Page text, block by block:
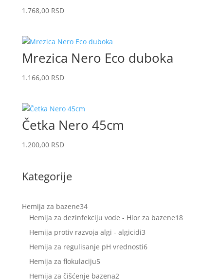
1.768,00RSD
Mrezica Nero Eco duboka
1.166,00RSD
Četka Nero 45cm
1.200,00RSD
Kategorije
Hemija za bazene3434
proizvoda
Hemija za dezinfekciju vode - Hlor za bazene1818
Hemija protiv razvoja algi - algicidi33
proizvoda
Hemija za regulisanje pH vrednosti66
Hemija za flokulaciju55
proizvoda
Hemija za čišćenje bazena22